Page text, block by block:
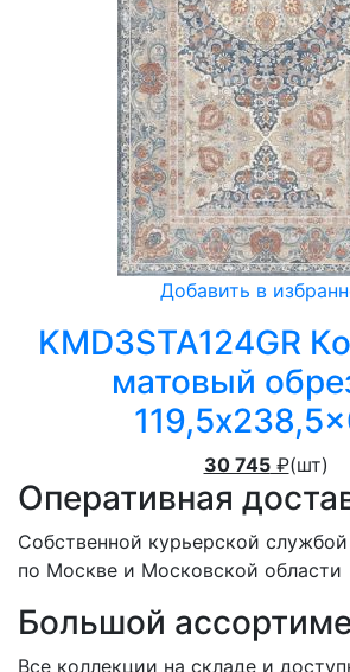
Добавить в
KMD3STA124GR
матовый
30 745₽(шт)
Оперативная
Собственной курьерской службой
по Москве и Московской области
Большой
Все коллекции на складе и